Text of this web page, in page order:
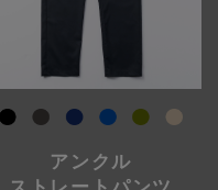
アンクル